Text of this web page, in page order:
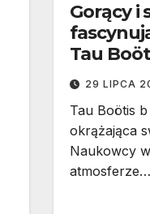
Gorący i
Tau
29 LIPCA
Tau Boötis
okrążająca
Naukowcy
atmosferze…